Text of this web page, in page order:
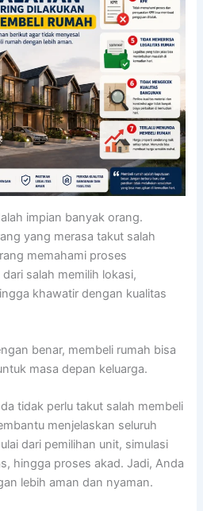
impian banyak orang.
yang merasa takut salah
memahami proses
salah memilih lokasi,
khawatir dengan kualitas
benar, membeli rumah bisa
masa depan keluarga.
tidak perlu takut salah membeli
menjelaskan seluruh
dari pemilihan unit, simulasi
hingga proses akad. Jadi, Anda
lebih aman dan nyaman.